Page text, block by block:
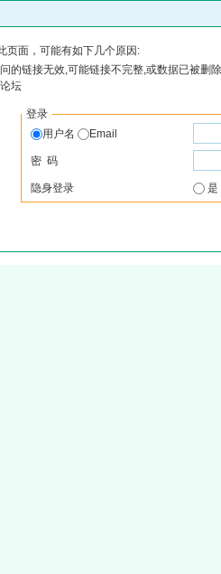
页面，可能有如下几个原因:
的链接无效,可能链接不完整,或数据已被删
坛
登录
用户名
Email
密 码
隐身登录